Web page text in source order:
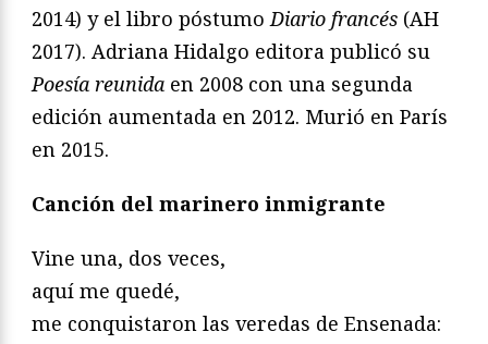
2014) y el libro póstumo Diario francés (AH
2017). Adriana Hidalgo editora publicó su
Poesía reunida en 2008 con una segunda
edición aumentada en 2012. Murió en París
en 2015.
Canción del marinero inmigrante
Vine una, dos veces,
aquí me quedé,
me conquistaron las veredas de Ensenada: